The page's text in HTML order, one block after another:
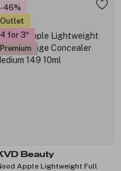
-46%
Outlet
4 for 3
Premium
Beauty
Apple Lightweight Full